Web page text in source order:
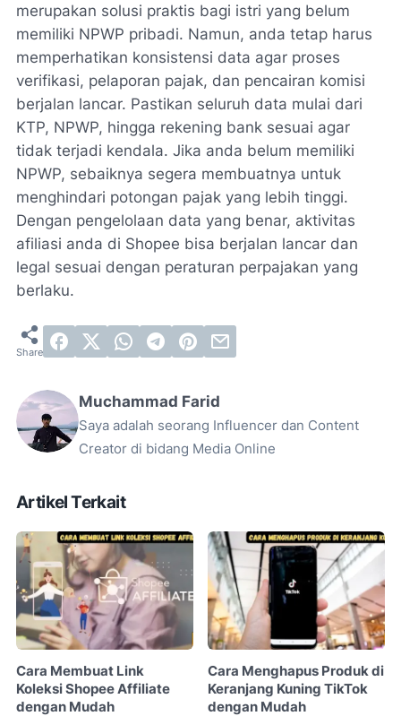
merupakan solusi praktis bagi istri yang belum
memiliki NPWP pribadi. Namun, anda tetap harus
memperhatikan konsistensi data agar proses
verifikasi, pelaporan pajak, dan pencairan komisi
berjalan lancar. Pastikan seluruh data mulai dari
KTP, NPWP, hingga rekening bank sesuai agar
tidak terjadi kendala. Jika anda belum memiliki
NPWP, sebaiknya segera membuatnya untuk
menghindari potongan pajak yang lebih tinggi.
Dengan pengelolaan data yang benar, aktivitas
afiliasi anda di Shopee bisa berjalan lancar dan
legal sesuai dengan peraturan perpajakan yang
berlaku.
Muchammad Farid
Saya adalah seorang Influencer dan Content
Creator di bidang Media Online
Artikel Terkait
Cara Membuat Link
Koleksi Shopee Affiliate
dengan Mudah
Cara Menghapus Produk di
Keranjang Kuning TikTok
dengan Mudah